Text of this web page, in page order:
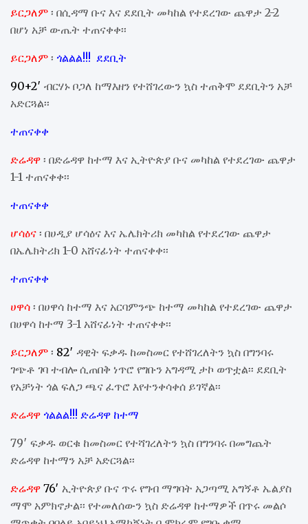
ይርጋለም ፡ በሲዳማ ቡና እና ደደቢት መካከል የተደረገው ጨዋታ 2-2
በሆነ አቻ ውጤት ተጠናቀቀ፡፡
ይርጋለም ፡ ጎልልል!!! ደደቢት
90+2′ ብርሃኑ ቦጋለ ከማእዘን የተሸገረውን ኳስ ተጠቅሞ ደደቢትን አቻ
አድርጓል፡፡
ተጠናቀቀ
ድሬዳዋ ፡ በድሬዳዋ ከተማ እና ኢትዮጵያ ቡና መካከል የተደረገው ጨዋታ
1-1 ተጠናቀቀ፡፡
ተጠናቀቀ
ሆሳዕና ፡ በሀዲያ ሆሳዕና እና ኤሌክትሪክ መካከል የተደረገው ጨዋታ
በኤሌክትሪክ 1-0 አሸናፊነት ተጠናቀቀ፡፡
ተጠናቀቀ
ሀዋሳ ፡ በሀዋሳ ከተማ እና አርባምንጭ ከተማ መካከል የተደረገው ጨዋታ
በሀዋሳ ከተማ 3-1 አሸናፊነት ተጠናቀቀ፡፡
ይርጋለም ፡ 82′ ዳዊት ፍቃዱ ከመስመር የተሸገረለትን ኳስ በግንባሩ
ገጭቶ ገባ ተብሎ ሲጠበቅ ነጥሮ የግቡን አግዳሚ ታኮ ወጥቷል፡፡ ደደቢት
የአቻነት ጎል ፍለጋ ጫና ፈጥሮ እየተንቀሳቀሰ ይገኛል፡፡
ድሬዳዋ ጎልልል!!! ድሬዳዋ ከተማ
79′ ፍቃዱ ወርቁ ከመስመር የተሻገረለትን ኳስ በግንባሩ በመግጨት
ድሬዳዋ ከተማን አቻ አድርጓል፡፡
ድሬዳዋ 76′ ኢትዮጵያ ቡና ጥሩ የግብ ማግባት አጋጣሚ አግኝቶ ኤልያስ
ማሞ አምክኖታል፡፡ የተመለሰውን ኳስ ድሬዳዋ ከተማዎች በጥሩ መልሶ